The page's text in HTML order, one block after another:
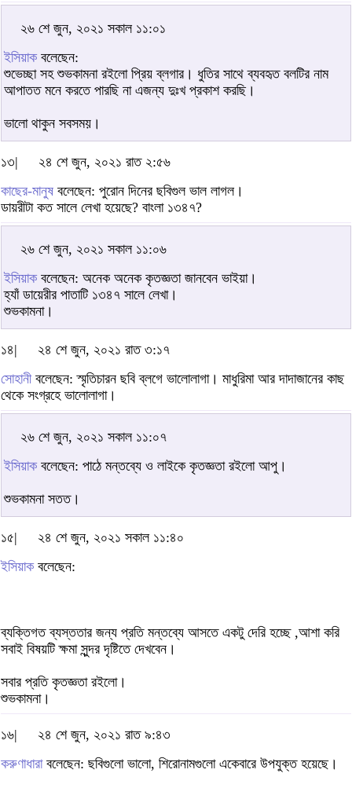
২৬ শে জুন, ২০২১ সকাল ১১:০১
ইসিয়াকবলেছেন:
শুভেচ্ছা সহ শুভকামনা রইলো প্রিয় ব্লগার। ধুতির সাথে ব্যবহৃত বলটির নাম
আপাতত মনে করতে পারছি না এজন্য দুঃখ প্রকাশ করছি।
ভালো থাকুন সবসময়।
১৩|
২৪ শে জুন, ২০২১ রাত ২:৫৬
কাছের-মানুষ বলেছেন: পুরোন দিনের ছবিগুল ভাল লাগল।
ডায়রীটা কত সালে লেখা হয়েছে? বাংলা ১৩৪৭?
২৬ শে জুন, ২০২১ সকাল ১১:০৬
ইসিয়াকবলেছেন: অনেক অনেক কৃতজ্ঞতা জানবেন ভাইয়া।
হ্যাঁ ডায়েরীর পাতাটি ১৩৪৭ সালে লেখা।
শুভকামনা।
১৪|
২৪ শে জুন, ২০২১ রাত ৩:১৭
সোহানীবলেছেন: স্মৃতিচারন ছবি ব্লগে ভালোলাগা। মাধুরিমা আর দাদাজানের কাছ
থেকে সংগ্রহে ভালোলাগা।
২৬ শে জুন, ২০২১ সকাল ১১:০৭
ইসিয়াকবলেছেন: পাঠে মন্তব্যে ও লাইকে কৃতজ্ঞতা রইলো আপু।
শুভকামনা সতত।
১৫|
২৪ শে জুন, ২০২১ সকাল ১১:৪০
ইসিয়াকবলেছেন:
ব্যক্তিগত ব্যস্ততার জন্য প্রতি মন্তব্যে আসতে একটু দেরি হচ্ছে ,আশা করি
সবাই বিষয়টি ক্ষমা সুন্দর দৃষ্টিতে দেখবেন।
সবার প্রতি কৃতজ্ঞতা রইলো।
শুভকামনা।
১৬|
২৪ শে জুন, ২০২১ রাত ৯:৪৩
করুণাধারাবলেছেন: ছবিগুলো ভালো, শিরোনামগুলো একেবারে উপযুক্ত হয়েছে।